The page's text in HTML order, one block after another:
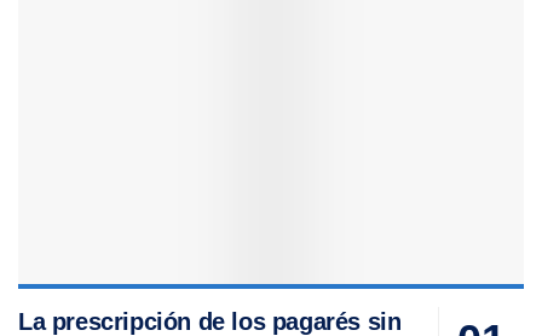
La prescripción de los pagarés sin